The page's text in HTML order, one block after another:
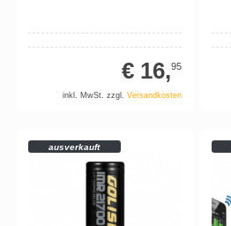
€ 16,95
inkl. MwSt. zzgl.Versandkosten
ausverkauft